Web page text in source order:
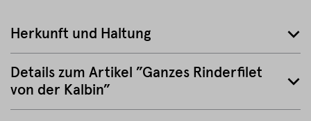
Herkunft und Haltung
Details zum Artikel ”Ganzes Rinderfilet
von der Kalbin”